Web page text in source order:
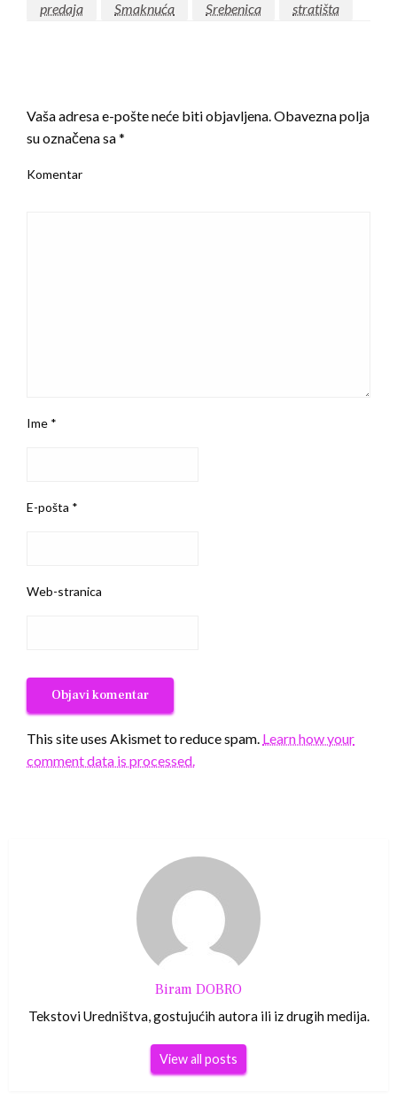
predaja
Smaknuća Srebenica stratišta
Vaša adresa e-pošte neće biti objavljena.Obavezna polja
su označena sa*
Komentar
Ime *
E-pošta *
Web-stranica
This site uses Akismet to reduce spam. Learn how your
comment data is processed.
Biram DOBRO
Tekstovi Uredništva, gostujućih autora ili iz drugih medija.
View all posts